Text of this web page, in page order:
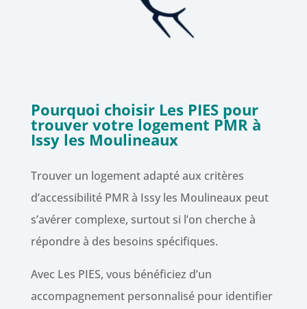
Pourquoi choisir Les PIES pour
trouver votre logement PMR à
Issy les Moulineaux
Trouver un logement adapté aux critères
d’accessibilité PMR à Issy les Moulineaux peut
s’avérer complexe, surtout si l’on cherche à
répondre à des besoins spécifiques.
Avec Les PIES, vous bénéficiez d’un
accompagnement personnalisé pour identifier